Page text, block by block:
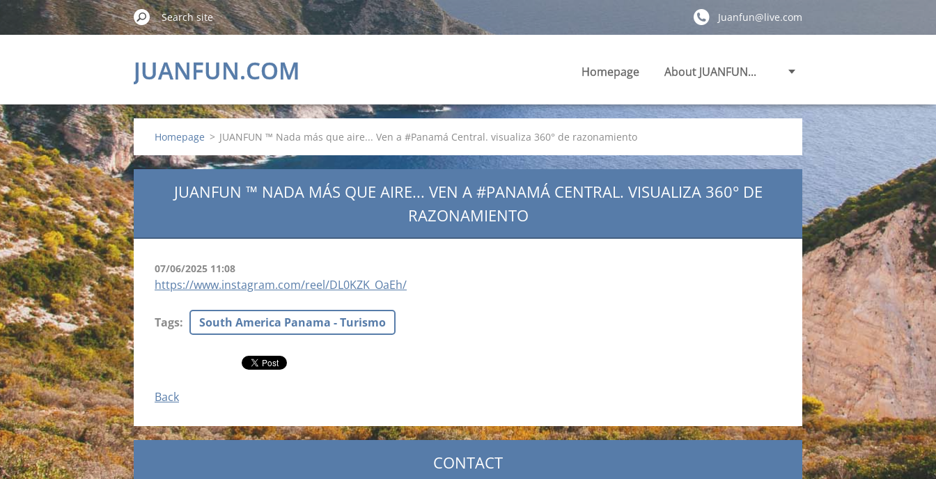
Juanfun@live.com
JUANFUN.COM Homepage About JUANFUN...
Homepage > JUANFUN ™ Nada más que aire... Ven a #Panamá Central. visualiza 360° de razonamiento
JUANFUN ™ NADA MÁS QUE AIRE... VEN A #PANAMÁ CENTRAL. VISUALIZA 360° DE
RAZONAMIENTO
07/06/2025 11:08
https://www.instagram.com/reel/DL0KZK_OaEh/
Tags: South America Panama - Turismo
Back
CONTACT